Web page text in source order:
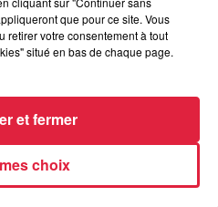
que pour ce site. Vous
retirer votre consentement à tout
situé en bas de chaque page.
choix
et fermer